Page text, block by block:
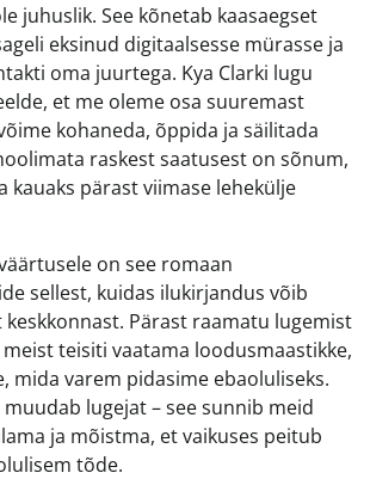
juhuslik. See kõnetab kaasaegset
eksinud digitaalsesse mürasse ja
oma juurtega. Kya Clarki lugu
et me oleme osa suuremast
kohaneda, õppida ja säilitada
raskest saatusest on sõnum,
kauaks pärast viimase lehekülje
on see romaan
sellest, kuidas ilukirjandus võib
Pärast raamatu lugemist
teisiti vaatama loodusmaastikke,
mida varem pidasime ebaoluliseks.
lugejat – see sunnib meid
ja mõistma, et vaikuses peitub
tõde.